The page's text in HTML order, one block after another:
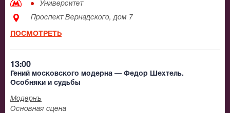
Университет
Проспект Вернадского, дом 7
ПОСМОТРЕТЬ
13:00
Гений московского модерна — Федор Шехтель.
Особняки и судьбы
Модернъ
Основная сцена